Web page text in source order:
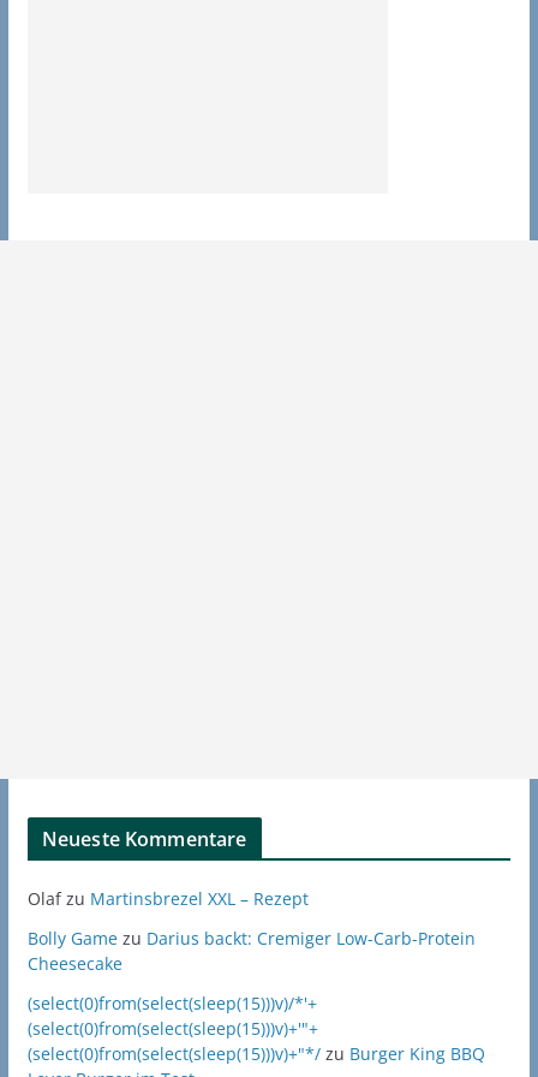
Neueste Kommentare
Olafzu Martinsbrezel XXL – Rezept
Bolly Gamezu Darius backt: Cremiger Low-Carb-Protein
Cheesecake
(select(0)from(select(sleep(15)))v)/*'+
(select(0)from(select(sleep(15)))v)+'"+
(select(0)from(select(sleep(15)))v)+"*/zu Burger King BBQ